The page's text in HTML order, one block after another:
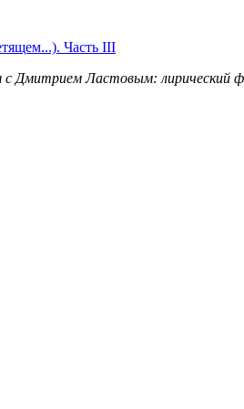
Часть III
с Дмитрием Ластовым: лирический